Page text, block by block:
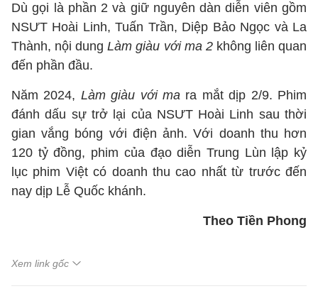
Dù gọi là phần 2 và giữ nguyên dàn diễn viên gồm
NSƯT Hoài Linh, Tuấn Trần, Diệp Bảo Ngọc và La
Thành, nội dungLàm giàu với ma 2không liên quan
đến phần đầu.
Năm 2024, Làm giàu với ma ra mắt dịp 2/9. Phim
đánh dấu sự trở lại của NSƯT Hoài Linh sau thời
gian vắng bóng với điện ảnh. Với doanh thu hơn
120 tỷ đồng, phim của đạo diễn Trung Lùn lập kỷ
lục phim Việt có doanh thu cao nhất từ trước đến
nay dịp Lễ Quốc khánh.
Theo Tiền Phong
Xem link gốc